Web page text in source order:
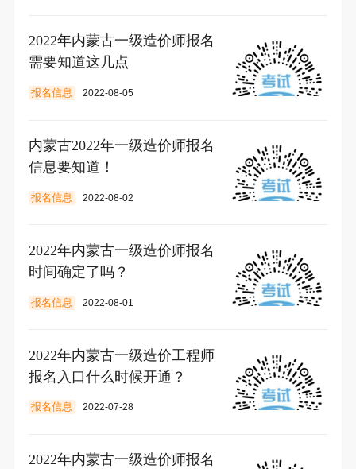
2022年内蒙古一级造价师报名
需要知道这几点
报名信息 2022-08-05
内蒙古2022年一级造价师报名
信息要知道！
报名信息 2022-08-02
2022年内蒙古一级造价师报名
时间确定了吗？
报名信息 2022-08-01
2022年内蒙古一级造价工程师
报名入口什么时候开通？
报名信息 2022-07-28
2022年内蒙古一级造价师报名